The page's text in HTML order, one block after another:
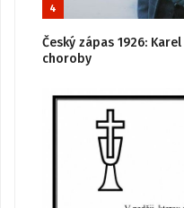
4
Český zápas 1926:
choroby